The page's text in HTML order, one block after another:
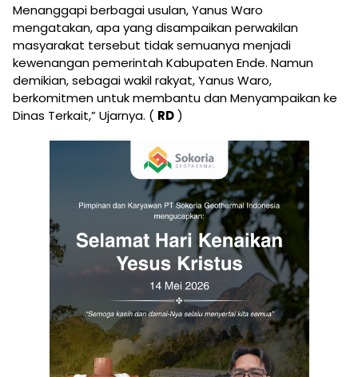
Menanggapi berbagai usulan, Yanus Waro
mengatakan, apa yang disampaikan perwakilan
masyarakat tersebut tidak semuanya menjadi
kewenangan pemerintah Kabupaten Ende. Namun
demikian, sebagai wakil rakyat, Yanus Waro,
berkomitmen untuk membantu dan Menyampaikan ke
Dinas Terkait,” Ujarnya. ( RD)